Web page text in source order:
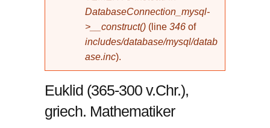
DatabaseConnection_mysql-
>__construct() (line 346 of
includes/database/mysql/datab
ase.inc).
Euklid (365-300 v.Chr.),
griech. Mathematiker